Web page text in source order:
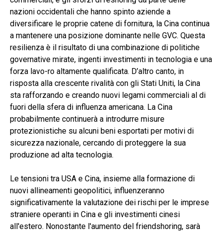
nazioni occidentali che hanno spinto aziende a
diversificare le proprie catene di fornitura, la Cina continua
a mantenere una posizione dominante nelle GVC. Questa
resilienza è il risultato di una combinazione di politiche
governative mirate, ingenti investimenti in tecnologia e una
forza lavo-ro altamente qualificata. D’altro canto, in
risposta alla crescente rivalità con gli Stati Uniti, la Cina
sta rafforzando e creando nuovi legami commerciali al di
fuori della sfera di influenza americana. La Cina
probabilmente continuerà a introdurre misure
protezionistiche su alcuni beni esportati per motivi di
sicurezza nazionale, cercando di proteggere la sua
produzione ad alta tecnologia.
Le tensioni tra USA e Cina, insieme alla formazione di
nuovi allineamenti geopolitici, influenzeranno
significativamente la valutazione dei rischi per le imprese
straniere operanti in Cina e gli investimenti cinesi
all'estero. Nonostante l'aumento del friendshoring, sarà